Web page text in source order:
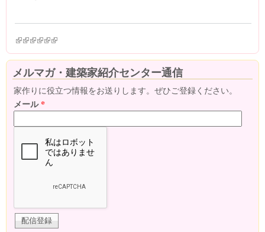
(link is external)
(link is external)
(link is external)
(link is external)
(link is external)
(link is external)
メルマガ・建築家紹介センター通信
家作りに役立つ情報をお送りします。ぜひご登録ください。
メール*